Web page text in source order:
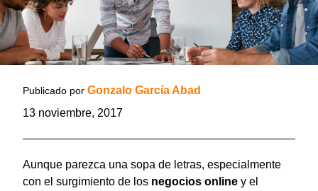
Publicado por Gonzalo García Abad
13 noviembre, 2017
Aunque parezca una sopa de letras, especialmente
con el surgimiento de los negocios online y el